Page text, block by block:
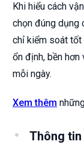
Khi hiểu cách
chọn đúng dụng
chỉ kiểm soát tốt
ổn định, bền
mỗi ngày.
Xem thêm
Thông tin